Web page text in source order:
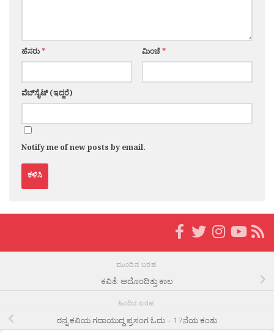
ಹೆಸರು* ಮಿಂಚೆ*
ವೆಬ್‌ಸೈಟ್ (ಇದ್ದರೆ)
Notify me of new posts by email.
ಮುಂದಿನ ಬರಹ
ಕವಿತೆ: ಅದೊಂದಿತ್ತು ಕಾಲ
ಹಿಂದಿನ ಬರಹ
ರನ್ನ ಕವಿಯ ಗದಾಯುದ್ದ ಪ್ರಸಂಗ ಓದು – 17ನೆಯ ಕಂತು